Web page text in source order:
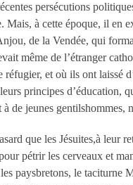
persécutions
Mais, à cette époque, il en
de la Vendée, qui
même de l’étranger
réfugier, et où ils ont laissé
principes d’éducation,
de jeunes gentilshommes,
que les Jésuites,à leur
pétrir les cerveaux et
paysbretons, le taciturne